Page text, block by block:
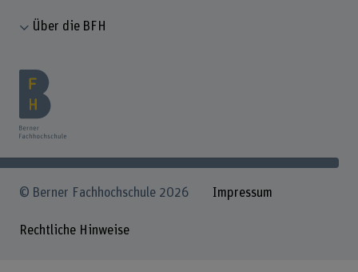
Über die BFH
© Berner Fachhochschule 2026 Impressum
Rechtliche Hinweise